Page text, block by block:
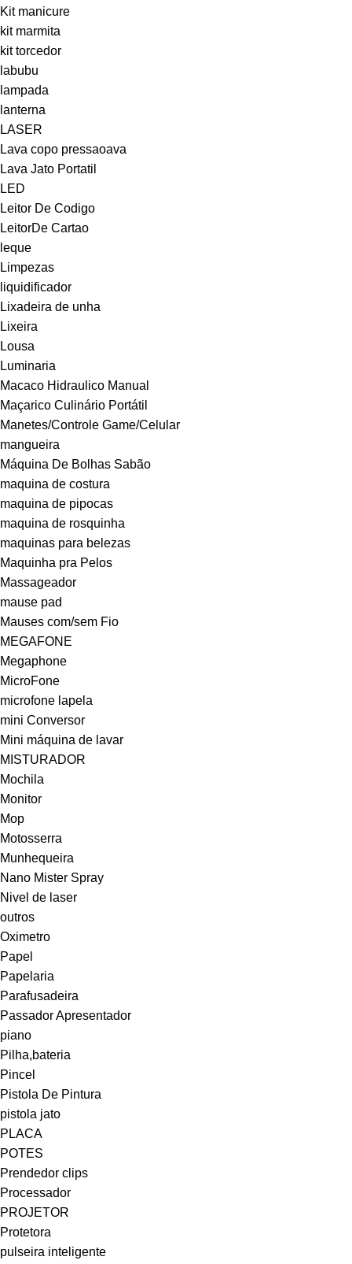
Kit manicure
kit marmita
kit torcedor
labubu
lampada
lanterna
LASER
Lava copo pressaoava
Lava Jato Portatil
LED
Leitor De Codigo
LeitorDe Cartao
leque
Limpezas
liquidificador
Lixadeira de unha
Lixeira
Lousa
Luminaria
Macaco Hidraulico Manual
Maçarico Culinário Portátil
Manetes/Controle Game/Celular
mangueira
Máquina De Bolhas Sabão
maquina de costura
maquina de pipocas
maquina de rosquinha
maquinas para belezas
Maquinha pra Pelos
Massageador
mause pad
Mauses com/sem Fio
MEGAFONE
Megaphone
MicroFone
microfone lapela
mini Conversor
Mini máquina de lavar
MISTURADOR
Mochila
Monitor
Mop
Motosserra
Munhequeira
Nano Mister Spray
Nivel de laser
outros
Oximetro
Papel
Papelaria
Parafusadeira
Passador Apresentador
piano
Pilha,bateria
Pincel
Pistola De Pintura
pistola jato
PLACA
POTES
Prendedor clips
Processador
PROJETOR
Protetora
pulseira inteligente